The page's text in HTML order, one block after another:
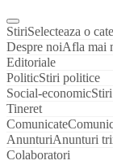
StiriSelecteaza o
Despre noiAfla mai
Editoriale
PoliticStiri politice
Social-economic
Tineret
Comunicate
AnunturiAnunturi
Colaboratori